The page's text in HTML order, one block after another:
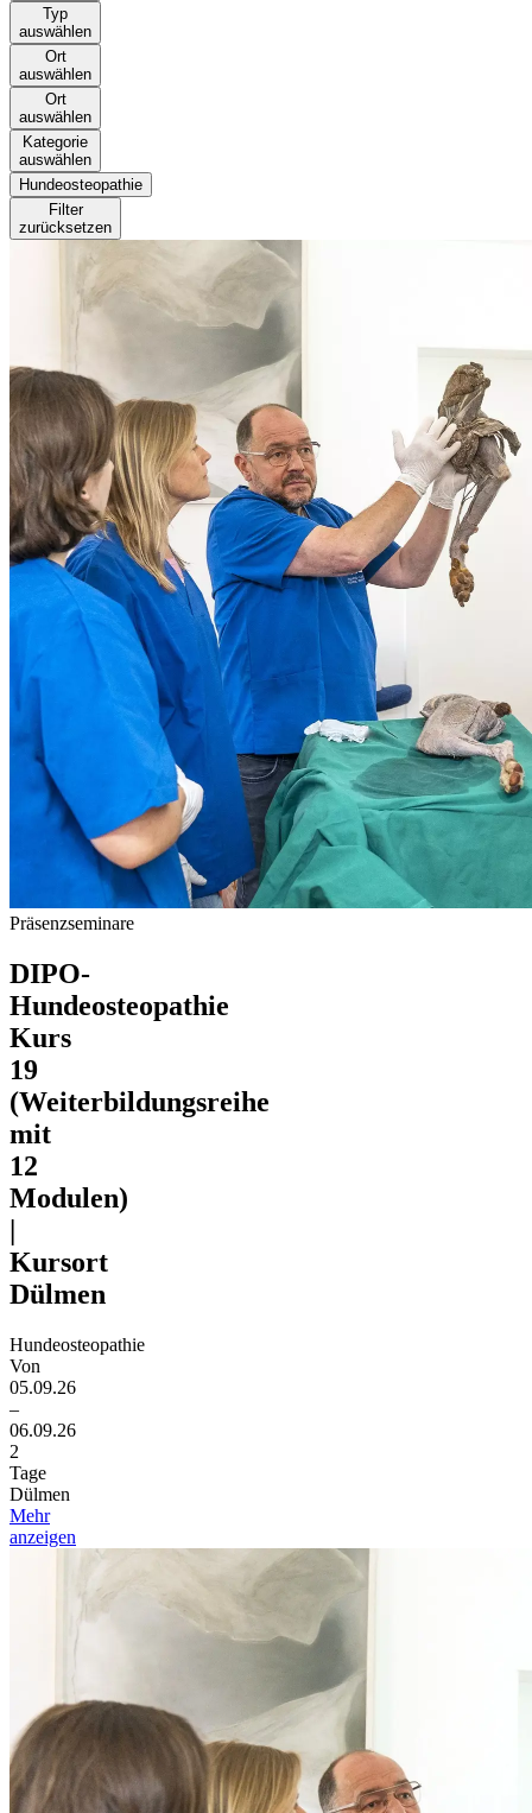
Typ
auswählen
Ort
auswählen
Ort
auswählen
Kategorie
auswählen
Hundeosteopathie
Filter
zurücksetzen
Präsenzseminare
DIPO-
Hundeosteopathie
Kurs
19
(Weiterbildungsreihe
mit
12
Modulen)
|
Kursort
Dülmen
Hundeosteopathie
Von
05.09.26
–
06.09.26
2
Tage
Dülmen
Mehr
anzeigen